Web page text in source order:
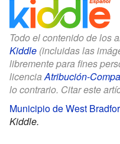
Todo el contenido de los
Kiddle (incluidas las
libremente para fines
licenciaAtribución-
lo contrario. Citar este
Municipio de West
Kiddle.